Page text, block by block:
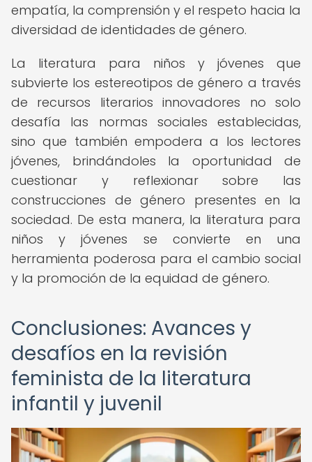
empatía, la comprensión y el respeto hacia la
diversidad de identidades de género.
La literatura para niños y jóvenes que
subvierte los estereotipos de género a través
de recursos literarios innovadores no solo
desafía las normas sociales establecidas,
sino que también empodera a los lectores
jóvenes, brindándoles la oportunidad de
cuestionar y reflexionar sobre las
construcciones de género presentes en la
sociedad. De esta manera, la literatura para
niños y jóvenes se convierte en una
herramienta poderosa para el cambio social
y la promoción de la equidad de género.
Conclusiones: Avances y
desafíos en la revisión
feminista de la literatura
infantil y juvenil